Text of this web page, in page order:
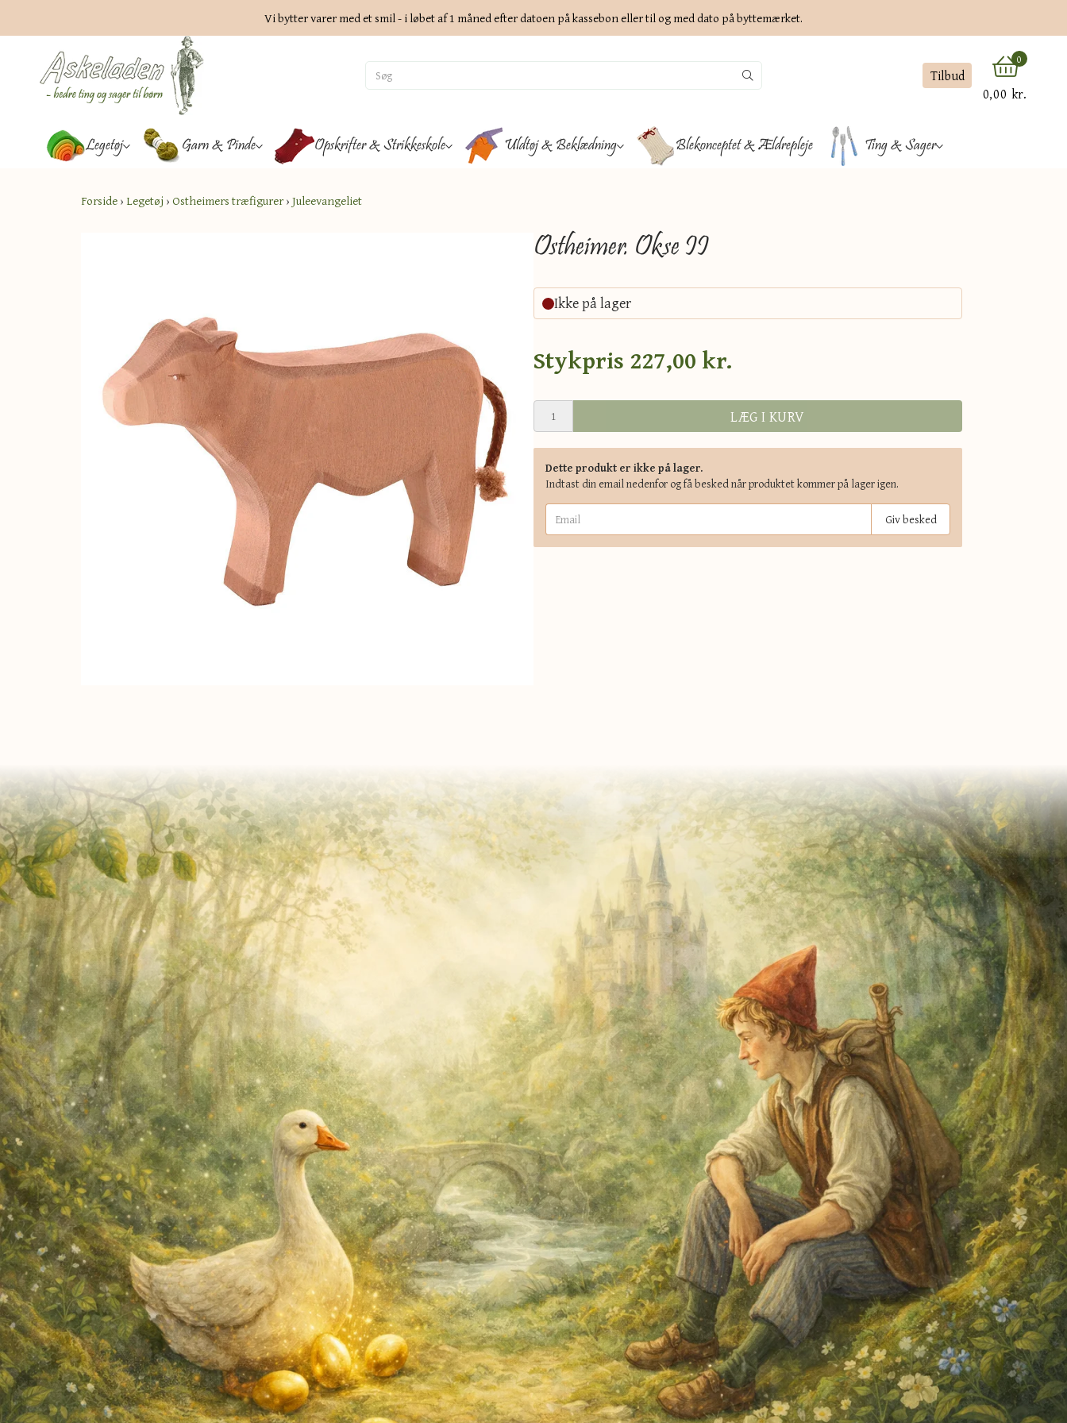
Vi bytter varer med et smil - i løbet af 1 måned efter datoen på kassebon eller til og med dato på byttemærket.
Tilbud
0
0,00 kr.
Legetøj Garn & Pinde Opskrifter & Strikkeskole Uldtøj & Beklædning Blekonceptet & Ældrepleje Ting & Sager
Forside› Legetøj ›Ostheimers træfigurer›Juleevangeliet
Ostheimer. Okse II
Ikke på lager
Stykpris 227,00 kr.
LÆG I KURV
Dette produkt er ikke på lager.
Indtast din email nedenfor og få besked når produktet kommer på lager igen.
Giv besked